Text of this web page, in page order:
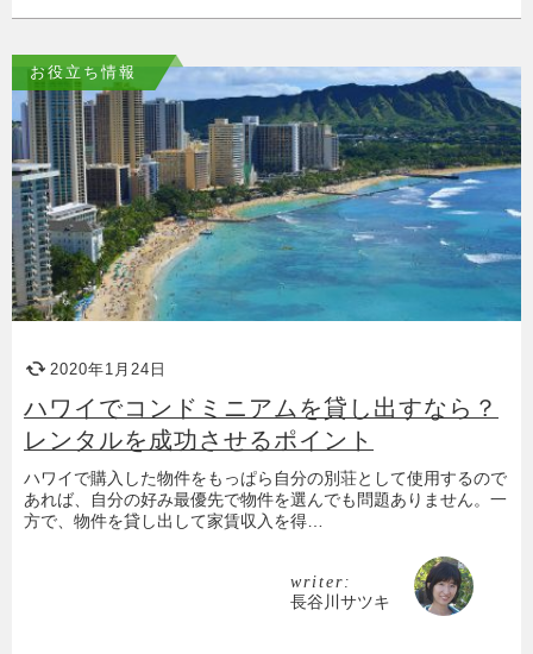
お役立ち情報
2020年1月24日
ハワイでコンドミニアムを貸し出すなら？
レンタルを成功させるポイント
ハワイで購入した物件をもっぱら自分の別荘として使用するので
あれば、自分の好み最優先で物件を選んでも問題ありません。一
方で、物件を貸し出して家賃収入を得…
writer:
長谷川サツキ